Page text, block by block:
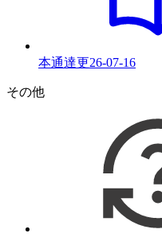
本通達更26-07-16
その他